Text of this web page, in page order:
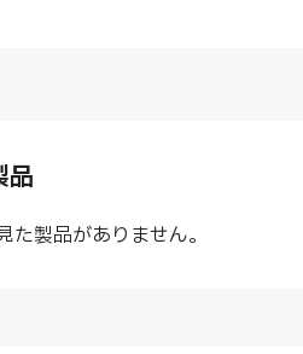
品
た製品がありません。